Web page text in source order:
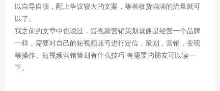
以自导自演，配上争议较大的文案，等着收货满满的流量就可
以了。
我之前的文章中也说过，短视频营销策划就像是经营一个品牌
一样，需要对自己的短视频账号进行定位，策划，营销，变现
等操作。短视频营销策划有什么技巧 有需要的朋友可以读一
下。